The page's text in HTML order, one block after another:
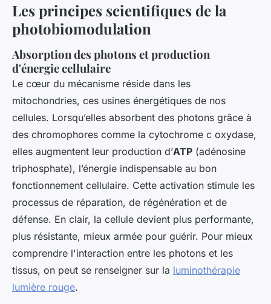
Les principes scientifiques de la
photobiomodulation
Absorption des photons et production
d'énergie cellulaire
Le cœur du mécanisme réside dans les
mitochondries, ces usines énergétiques de nos
cellules. Lorsqu’elles absorbent des photons grâce à
des chromophores comme la cytochrome c oxydase,
elles augmentent leur production d’ATP (adénosine
triphosphate), l’énergie indispensable au bon
fonctionnement cellulaire. Cette activation stimule les
processus de réparation, de régénération et de
défense. En clair, la cellule devient plus performante,
plus résistante, mieux armée pour guérir. Pour mieux
comprendre l'interaction entre les photons et les
tissus, on peut se renseigner sur la luminothérapie
lumière rouge.